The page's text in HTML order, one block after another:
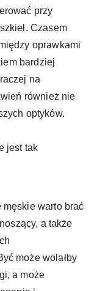
przy
Czasem
oprawkami
bardziej
na
również nie
optyków.
jest tak
męskie warto brać
a także
może wolałby
a może